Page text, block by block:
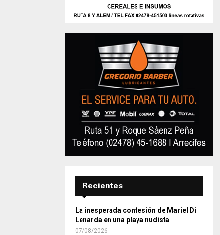
Recientes
La inesperada confesión de Mariel Di
Lenarda en una playa nudista
07/08/2026